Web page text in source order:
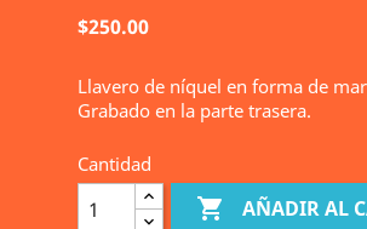
$250.00
Llavero de níquel en forma de
Grabado en la parte trasera.
Cantidad
 AÑADIR AL